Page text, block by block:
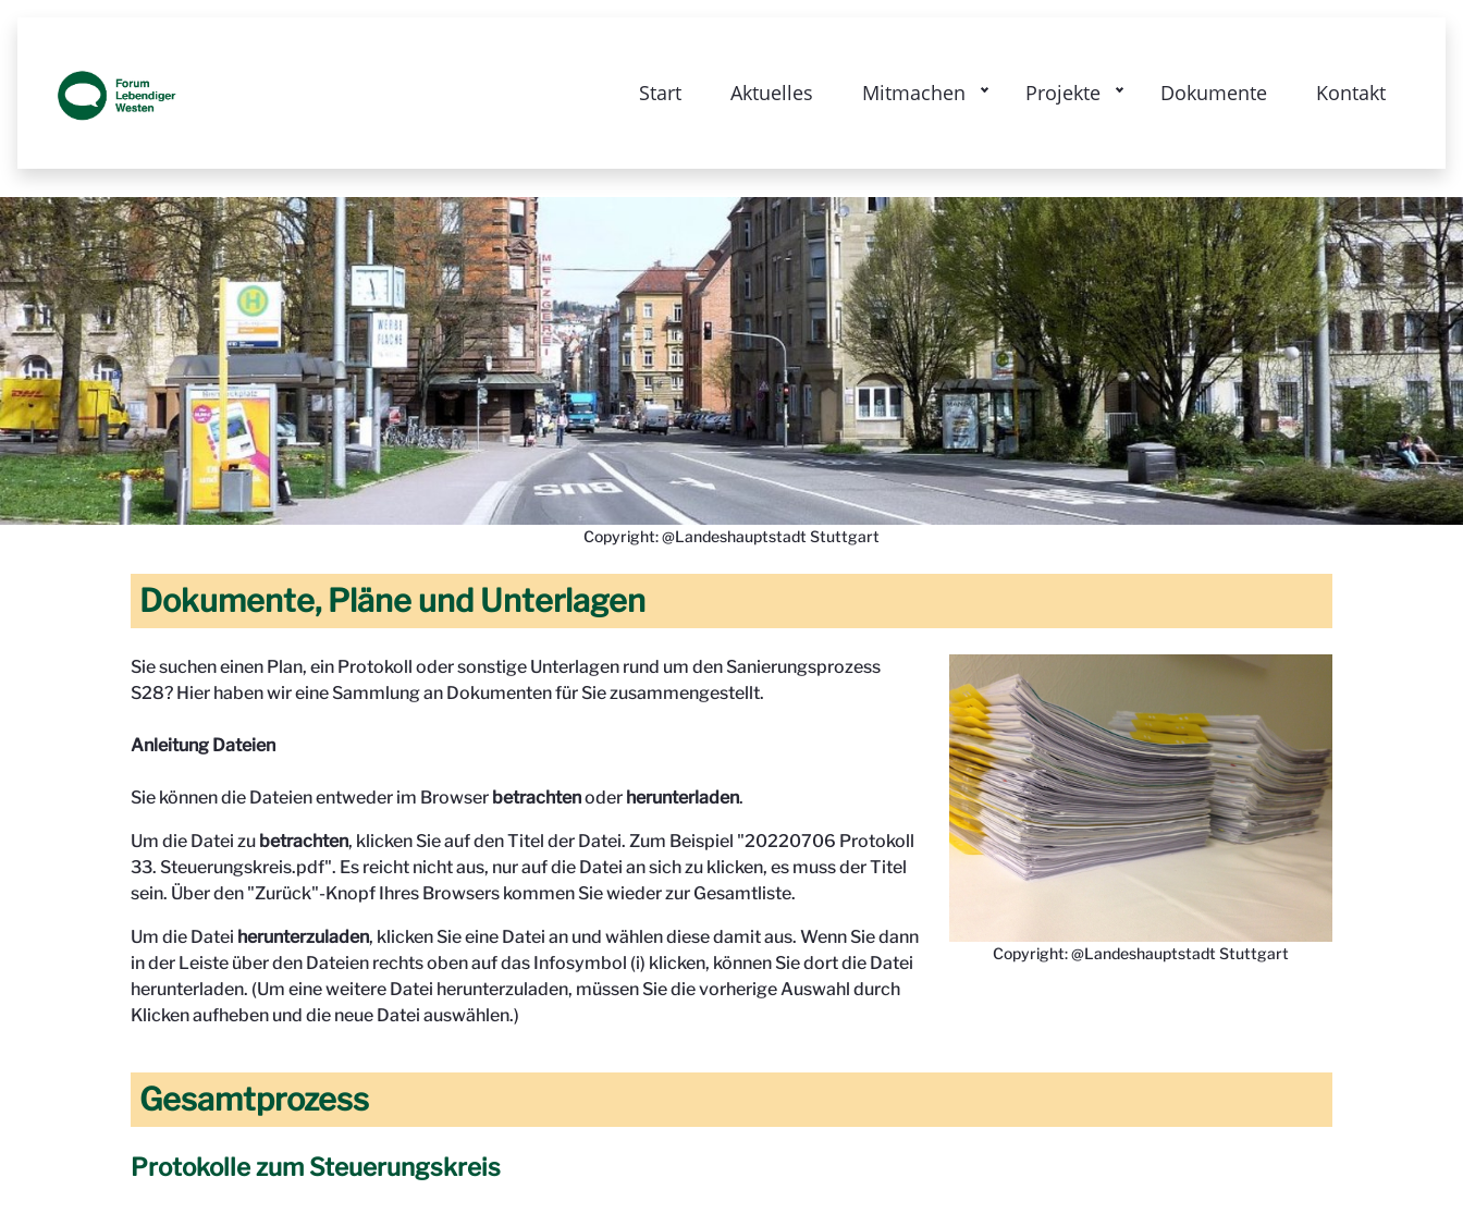
Start Aktuelles Mitmachen Projekte Dokumente Kontakt
Copyright: @Landeshauptstadt Stuttgart
Dokumente, Pläne und Unterlagen
Sie suchen einen Plan, ein Protokoll oder sonstige Unterlagen rund um den Sanierungsprozess
S28? Hier haben wir eine Sammlung an Dokumenten für Sie zusammengestellt.
Anleitung Dateien
Sie können die Dateien entweder im Browser betrachtenoder herunterladen.
Um die Datei zu betrachten, klicken Sie auf den Titel der Datei. Zum Beispiel "20220706 Protokoll
33. Steuerungskreis.pdf". Es reicht nicht aus, nur auf die Datei an sich zu klicken, es muss der Titel
sein. Über den "Zurück"-Knopf Ihres Browsers kommen Sie wieder zur Gesamtliste.
Um die Datei herunterzuladen, klicken Sie eine Datei an und wählen diese damit aus. Wenn Sie dann
in der Leiste über den Dateien rechts oben auf das Infosymbol (i) klicken, können Sie dort die Datei
herunterladen. (Um eine weitere Datei herunterzuladen, müssen Sie die vorherige Auswahl durch
Klicken aufheben und die neue Datei auswählen.)
Copyright: @Landeshauptstadt Stuttgart
Gesamtprozess
Protokolle zum Steuerungskreis